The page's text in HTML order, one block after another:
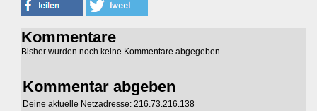
Kommentare
Bisher wurden noch keine Kommentare abgegeben.
Kommentar abgeben
Deine aktuelle Netzadresse: 216.73.216.138